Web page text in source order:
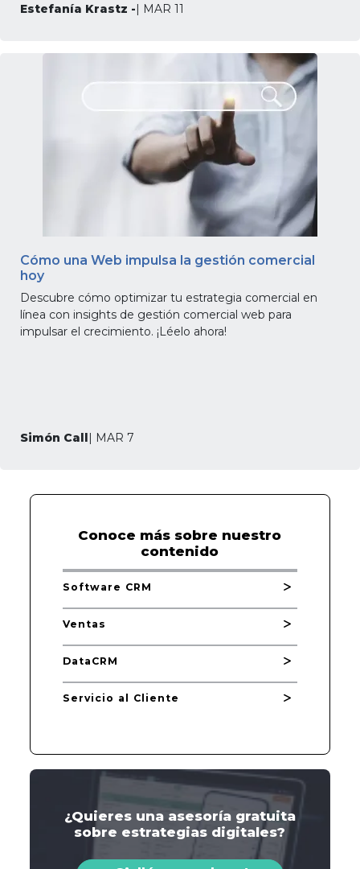
Estefanía Krastz -| MAR 11
Cómo una Web impulsa la gestión comercial
hoy
Descubre cómo optimizar tu estrategia comercial en
línea con insights de gestión comercial web para
impulsar el crecimiento. ¡Léelo ahora!
Simón Call| MAR 7
Conoce más sobre nuestro
contenido
Software CRM
Ventas
DataCRM
Servicio al Cliente
¿Quieres una asesoría gratuita
sobre estrategias digitales?